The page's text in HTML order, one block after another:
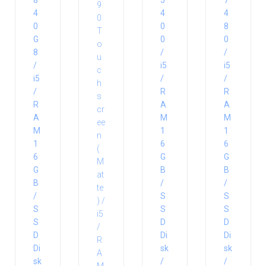
4
0
G
8
/
i5
/
R
A
M
1
6
G
B
/
S
S
D
Di
sk
4
0
0
/
i5
/
R
A
M
1
6
G
B
/
S
S
D
Di
sk
/
4
8
0
/
i5
/
R
A
M
1
6
G
B
/
S
S
D
Di
sk
/